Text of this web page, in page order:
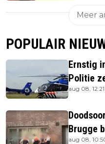
Meer
POPULAIR
Ernstig
Politie
aug 08, 12:21
Brugge
aug 08,